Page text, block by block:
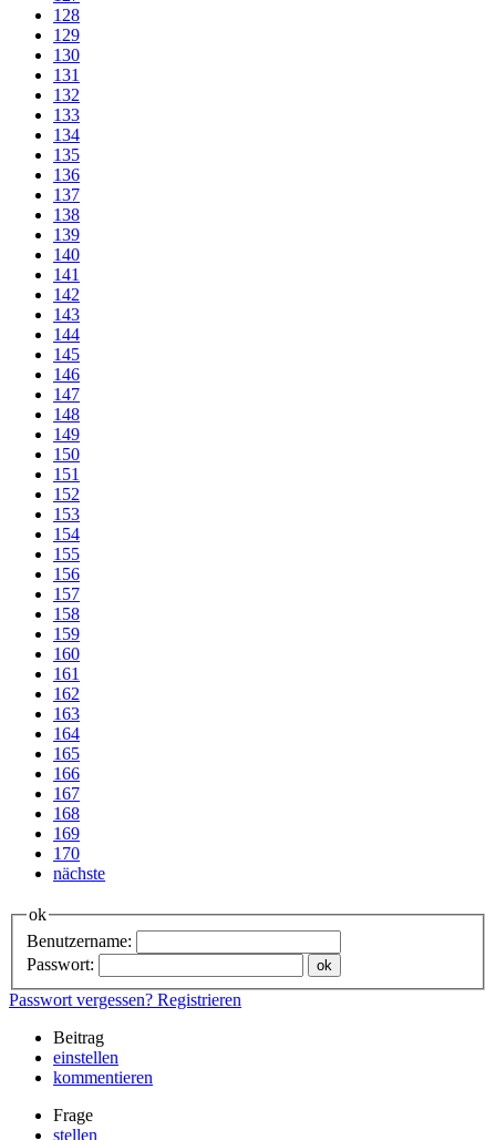
128
129
130
131
132
133
134
135
136
137
138
139
140
141
142
143
144
145
146
147
148
149
150
151
152
153
154
155
156
157
158
159
160
161
162
163
164
165
166
167
168
169
170
nächste
ok
Benutzername:
Passwort:
Passwort vergessen? Registrieren
Beitrag
einstellen
kommentieren
Frage
stellen